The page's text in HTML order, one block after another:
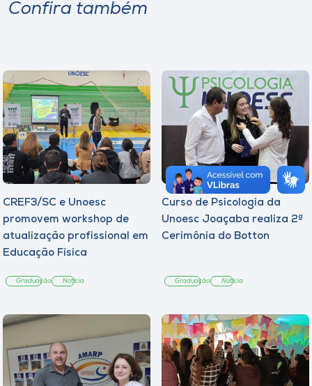
Confira também
CREF3/SC e Unoesc
promovem workshop de
atualização profissional em
Educação Física
Graduação Notícia
Curso de Psicologia da
Unoesc Joaçaba realiza 2ª
Cerimônia do Botton
Graduação Notícia